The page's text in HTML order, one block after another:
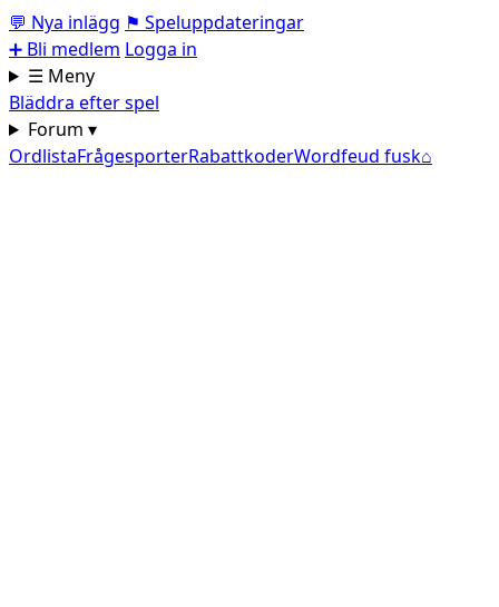
💬 Nya inlägg ⚑ Speluppdateringar
➕ Bli medlem Logga in
☰ Meny
Bläddra efter spel
Forum ▾
OrdlistaFrågesporterRabattkoderWordfeud fusk⌂